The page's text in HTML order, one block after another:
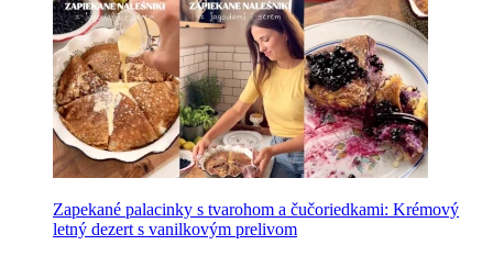
Zapekané palacinky s tvarohom a čučoriedkami: Krémový
letný dezert s vanilkovým prelivom